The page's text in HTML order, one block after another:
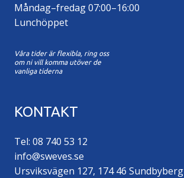
Måndag–fredag 07:00–16:00
Lunchöppet
Våra tider är flexibla, ring oss
om ni vill komma utöver de
vanliga tiderna
KONTAKT
Tel: 08 740 53 12
info@sweves.se
Ursviksvägen 127, 174 46 Sundbyberg